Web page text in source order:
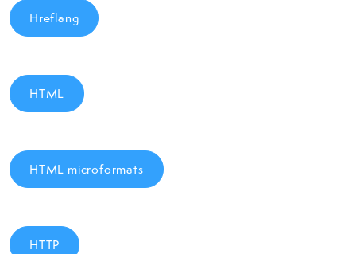
Hreflang
HTML
HTML microformats
HTTP